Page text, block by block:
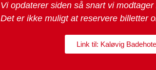
Vi opdaterer siden så snart vi modtager
Det er ikke muligt at reservere billetter
Link til: Kaløvig